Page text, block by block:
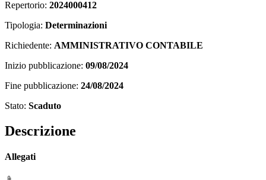
Repertorio: 2024000412
Tipologia: Determinazioni
Richiedente: AMMINISTRATIVO CONTABILE
Inizio pubblicazione: 09/08/2024
Fine pubblicazione: 24/08/2024
Stato: Scaduto
Descrizione
Allegati